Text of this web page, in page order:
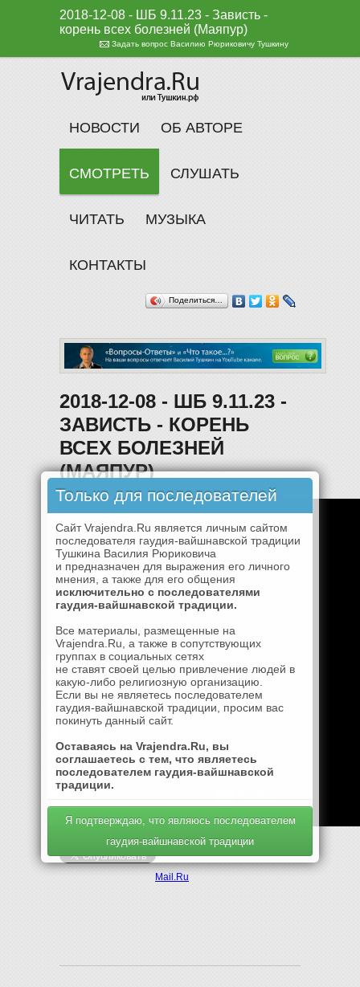
2018-12-08 - ШБ 9.11.23 - Зависть -
корень всех болезней (Маяпур)
Задать вопрос Василию Рюриковичу Тушкину
НОВОСТИ ОБ АВТОРЕ
СМОТРЕТЬ СЛУШАТЬ
ЧИТАТЬ МУЗЫКА
КОНТАКТЫ
Поделиться…
2018-12-08 - ШБ 9.11.23 -
ЗАВИСТЬ - КОРЕНЬ
ВСЕХ БОЛЕЗНЕЙ
(МАЯПУР)
Mail.Ru
Только для последователей
Сайт Vrajendra.Ru является личным сайтом
последователя гаудия-вайшнавской традиции
Тушкина Василия Рюриковича
и предназначен для выражения его личного
мнения, а также для его общения
исключительно с последователями
гаудия-вайшнавской традиции.
Все материалы, размещенные на
Vrajendra.Ru, а также в сопутствующих
группах в социальных сетях
не ставят своей целью привлечение людей в
какую-либо религиозную организацию.
Если вы не являетесь последователем
гаудия-вайшнавской традиции, просим вас
покинуть данный сайт.
Оставаясь на Vrajendra.Ru, вы
соглашаетесь с тем, что являетесь
последователем гаудия-вайшнавской
традиции.
Я подтверждаю, что являюсь последователем
гаудия-вайшнавской традиции